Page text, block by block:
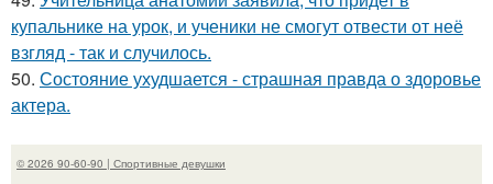
купальнике на урок, и ученики не смогут отвести от неё
взгляд - так и случилось.
50. Состояние ухудшается - страшная правда о здоровье
актера.
© 2026 90-60-90 | Спортивные девушки